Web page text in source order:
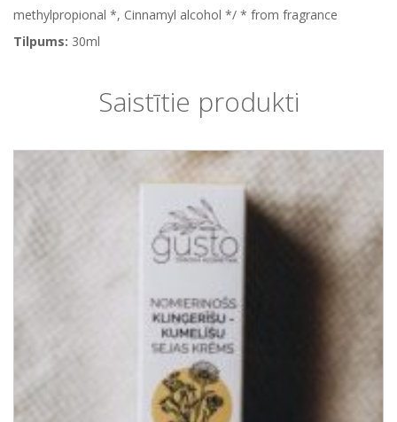
methylpropional *, Cinnamyl alcohol */ * from fragrance
Tilpums: 30ml
Saistītie produkti